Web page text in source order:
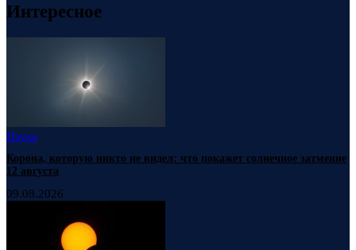
Интересное
Наука
Корона, которую никто не видел: что покажет солнечное затмение
12 августа
09.08.2026